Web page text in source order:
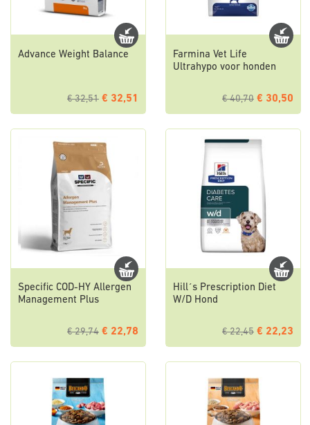
Advance Weight Balance
€ 32,51 € 32,51
Farmina Vet Life
Ultrahypo voor honden
€ 40,70 € 30,50
Specific COD-HY Allergen
Management Plus
€ 29,74 € 22,78
Hill´s Prescription Diet
W/D Hond
€ 22,45 € 22,23